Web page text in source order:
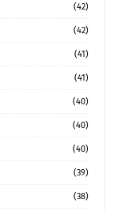
(42)
(42)
(41)
(41)
(40)
(40)
(40)
(39)
(38)